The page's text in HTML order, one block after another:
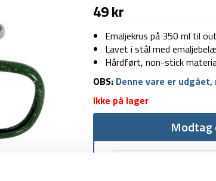
49kr
Emaljekrus på 350 ml til
Lavet i stål med
Hårdført, non-stick
OBS: Denne vare er
Ikke på lager
Modtag